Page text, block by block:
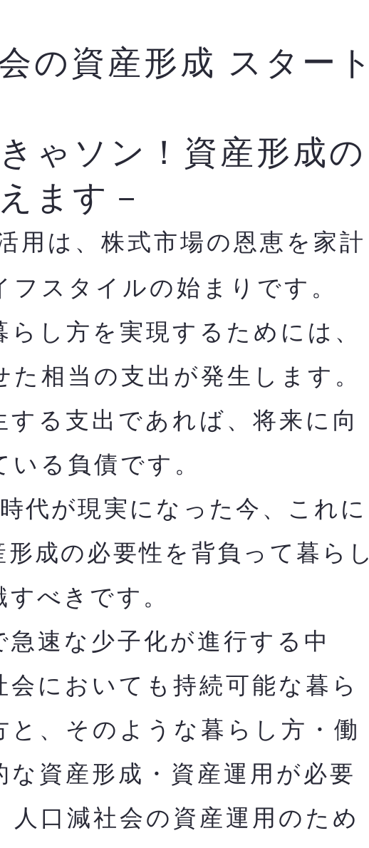
の資産形成 スタート
ゃソン！資産形成の
ます－
用は、株式市場の恩恵を家計
フスタイルの始まりです。
し方を実現するためには、
た相当の支出が発生します。
する支出であれば、将来に向
る負債です。
代が現実になった今、これに
形成の必要性を背負って暮らし
べきです。
速な少子化が進行する中
会においても持続可能な暮ら
と、そのような暮らし方・働
な資産形成・資産運用が必要
人口減社会の資産運用のため